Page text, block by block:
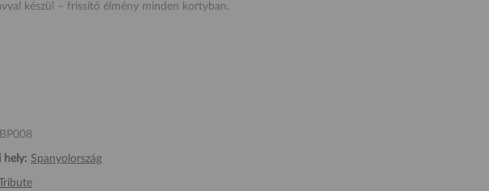
készül – frissítő élmény minden kortyban.
BP008
hely: Spanyolország